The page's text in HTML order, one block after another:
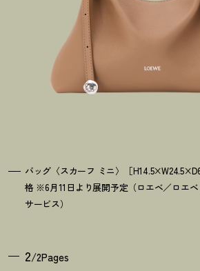
バッグ〈スカーフ ミニ〉［
格 ※6月11日より展開予定（ロエベ／ロエ
サービス）
2/2Pages